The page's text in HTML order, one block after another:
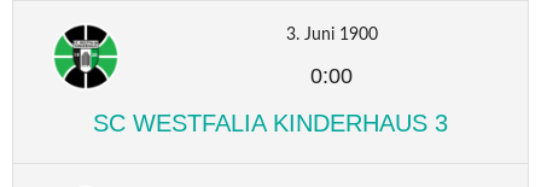
3. Juni 1900
0:00
SC WESTFALIA KINDERHAUS 3